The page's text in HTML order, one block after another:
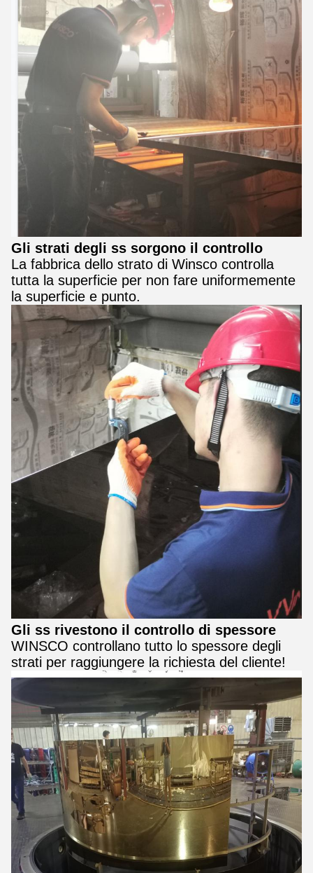
Gli strati degli ss sorgono il controllo
La fabbrica dello strato di Winsco controlla
tutta la superficie per non fare uniformemente
la superficie e punto.
Gli ss rivestono il controllo di spessore
WINSCO controllano tutto lo spessore degli
strati per raggiungere la richiesta del cliente!